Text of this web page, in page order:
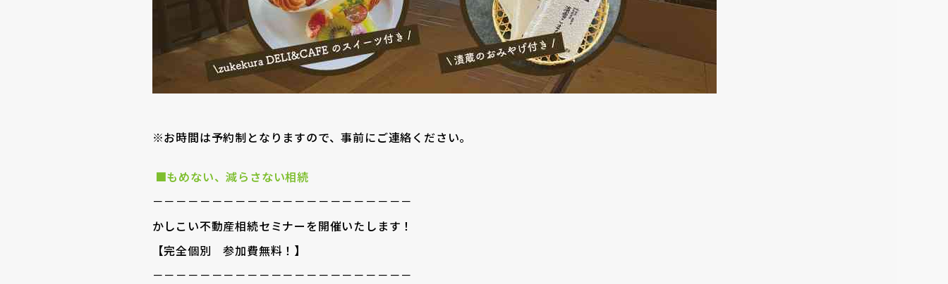
※お時間は予約制となりますので、事前にご連絡ください。
■もめない、減らさない相続
－－－－－－－－－－－－－－－－－－－－－－
かしこい不動産相続セミナーを開催いたします！
【完全個別 参加費無料！】
－－－－－－－－－－－－－－－－－－－－－－